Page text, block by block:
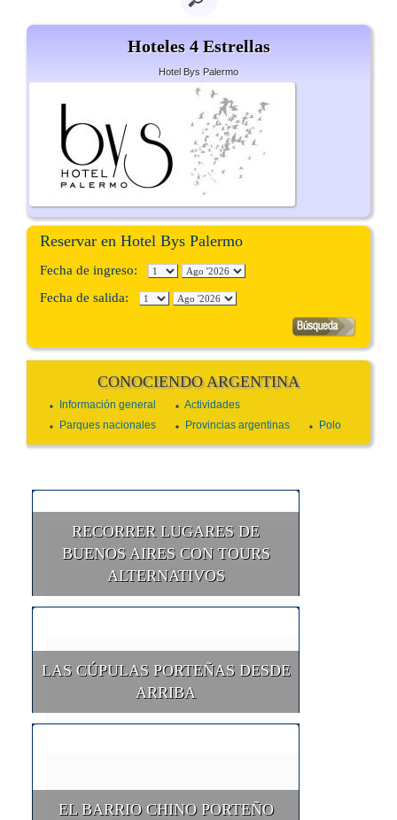
Hoteles 4 Estrellas
Hotel Bys Palermo
Reservar en Hotel Bys Palermo
Fecha de ingreso:
Fecha de salida:
CONOCIENDO ARGENTINA
Información general
Actividades
Parques nacionales
Provincias argentinas Polo
RECORRER LUGARES DE
BUENOS AIRES CON TOURS
ALTERNATIVOS
LAS CÚPULAS PORTEÑAS DESDE
ARRIBA
EL BARRIO CHINO PORTEÑO